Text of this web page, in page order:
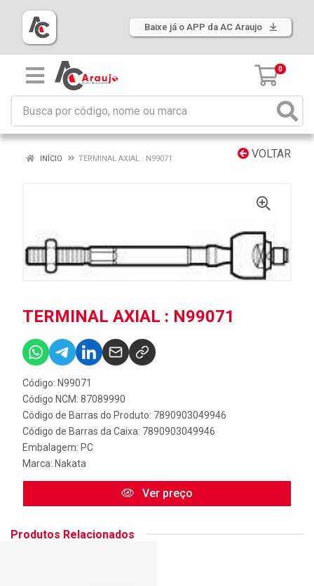
Baixe já o APP da AC Araujo
0
VOLTAR
INÍCIO TERMINAL AXIAL : N99071
TERMINAL AXIAL : N99071
Código: N99071
Código NCM: 87089990
Código de Barras do Produto: 7890903049946
Código de Barras da Caixa: 7890903049946
Embalagem: PC
Marca: Nakata
Ver preço
Produtos Relacionados